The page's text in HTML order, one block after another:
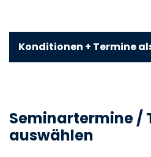
Konditionen + Termine
Seminartermine /
auswählen